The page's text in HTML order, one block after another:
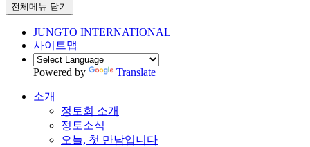
전체메뉴 닫기
JUNGTO INTERNATIONAL
사이트맵
Powered by Translate
소개
정토회 소개
정토소식
오늘, 첫 만남입니다